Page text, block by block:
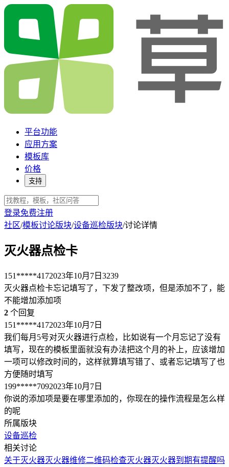
平台功能
应用方案
模板库
价格
支持
登录免费注册
社区/模板讨论版块/设备巡检版块/讨论详情
灭火器点检卡
151*****4172023年10月7日 3239
灭火器点检卡忘记填写了，下发了整改项，但是添加不了，能
不能增加添加项
2 个回复
151*****4172023年10月7日
我们每月5号对灭火器进行点检，比如说有一个月忘记了没有
填写，现在的模板里面就没有办法把这个月的补上，应该增加
一项可以修改时间的，这样就算填写错了、或者忘记填写了也
方便随时填写
199*****7092023年10月7日
你说的添加项是要在哪里添加的，你现在的操作流程是怎么样
的呢
所属版块
设备巡检
相关讨论
关于灭火器灭火器维修二维码检查灭火器灭火器到期有提醒吗